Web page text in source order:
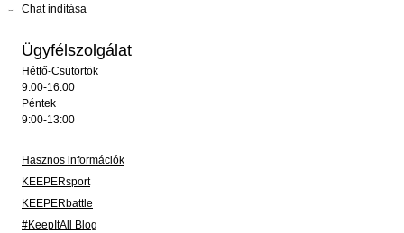
Chat indítása
Ügyfélszolgálat
Hétfő-Csütörtök
9:00-16:00
Péntek
9:00-13:00
Hasznos információk
KEEPERsport
KEEPERbattle
#KeepItAll Blog